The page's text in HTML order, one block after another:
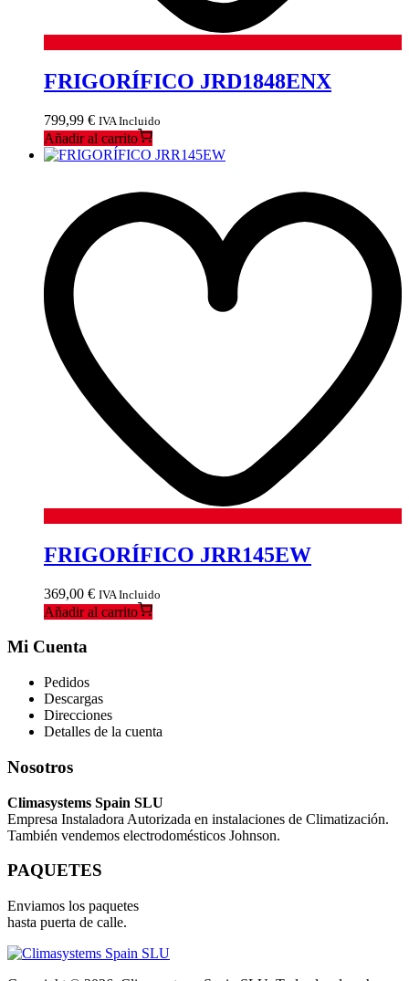
FRIGORÍFICO JRD1848ENX
799,99 € IVA Incluido
Añadir al carrito
FRIGORÍFICO JRR145EW
369,00 € IVA Incluido
Añadir al carrito
Mi Cuenta
Pedidos
Descargas
Direcciones
Detalles de la cuenta
Nosotros
Climasystems Spain SLU
Empresa Instaladora Autorizada en instalaciones de Climatización.
También vendemos electrodomésticos Johnson.
PAQUETES
Enviamos los paquetes
hasta puerta de calle.